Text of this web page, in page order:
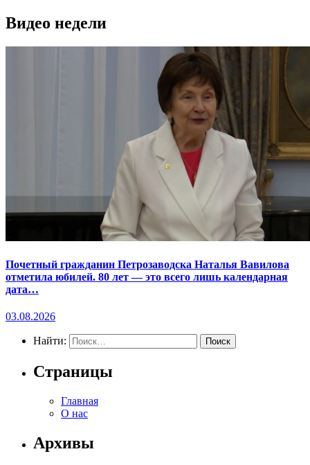
Видео недели
Почетный гражданин Петрозаводска Наталья Вавилова
отметила юбилей. 80 лет — это всего лишь календарная
дата…
03.08.2026
Найти:
Страницы
Главная
О нас
Архивы